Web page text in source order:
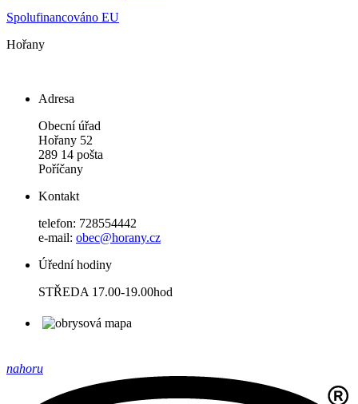
Spolufinancováno EU
Hořany
Adresa
Obecní úřad
Hořany 52
289 14 pošta
Poříčany
Kontakt
telefon: 728554442
e-mail: obec@horany.cz
Úřední hodiny
STŘEDA 17.00-19.00hod
nahoru